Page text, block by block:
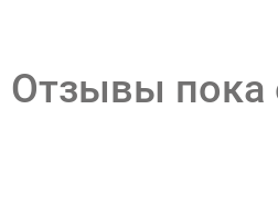
Отзывы пока